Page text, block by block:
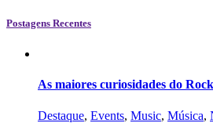
Postagens Recentes
As maiores curiosidades do
Destaque, Events, Music, Música,